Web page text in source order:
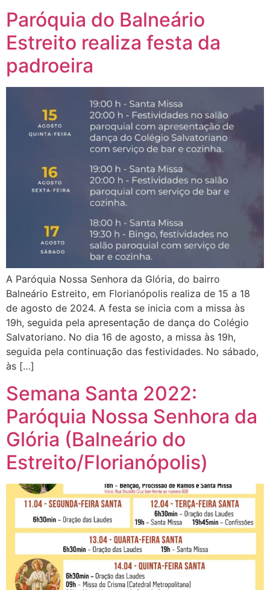
Paróquia do Balneário
Estreito realiza festa da
padroeira
A Paróquia Nossa Senhora da Glória, do bairro
Balneário Estreito, em Florianópolis realiza de 15 a 18
de agosto de 2024. A festa se inicia com a missa às
19h, seguida pela apresentação de dança do Colégio
Salvatoriano. No dia 16 de agosto, a missa às 19h,
seguida pela continuação das festividades. No sábado,
às […]
Semana Santa 2022:
Paróquia Nossa Senhora da
Glória (Balneário do
Estreito/Florianópolis)